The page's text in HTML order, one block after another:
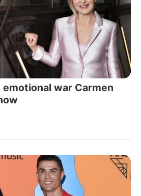
war Carmen